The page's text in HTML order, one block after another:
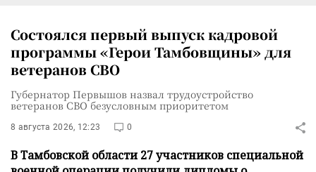
Состоялся первый выпуск кадровой
программы «Герои Тамбовщины» для
ветеранов СВО
Губернатор Первышов назвал трудоустройство
ветеранов СВО безусловным приоритетом
8 августа 2026, 12:23 0
В Тамбовской области 27 участников специальной